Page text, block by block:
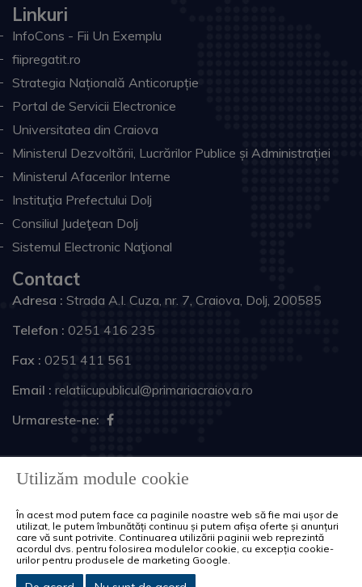
Linkuri
InfoCons - Fii Un Exemplu
fiipregatit.ro
Strategia Națională Anticorupție
Portal de Servicii Electronice
Universitatea din Craiova
Ministerul Dezvoltării, Lucrărilor Publice și Administrației
Ministerul Afacerilor Interne
Instituţia Prefectului Dolj
Consiliul Judeţean Dolj
Sistemul Electronic Naţional
Contact
Adresa : Strada A.I. Cuza, nr. 7, Craiova, Dolj, 200585
Telefon : 0251 416 235
Fax : 0251 411 561
Email : relatiicupublicul@primariacraiova.ro
Urmareste-ne:
drepturile rezervate.
Harta site
Politica de cookie-uri
Utilizăm module cookie
În acest mod putem face ca paginile noastre web să fie mai ușor de
utilizat, le putem îmbunătăți continuu și putem afișa oferte și anunțuri
care vă sunt potrivite. Continuarea utilizării paginii web reprezintă
acordul dvs. pentru folosirea modulelor cookie, cu excepția cookie-
urilor pentru produsele de marketing Google.